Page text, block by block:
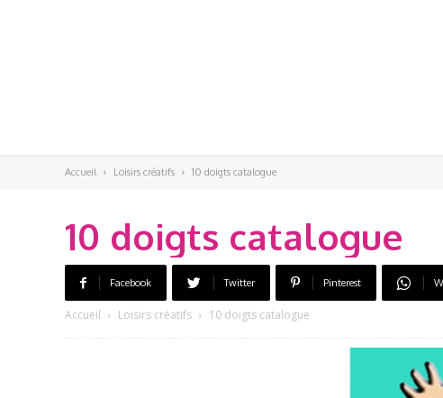
Accueil Loisirs créatifs 10 doigts catalogue
10 doigts catalogue
Facebook Twitter Pinterest
Accueil Loisirs créatifs 10 doigts catalogue